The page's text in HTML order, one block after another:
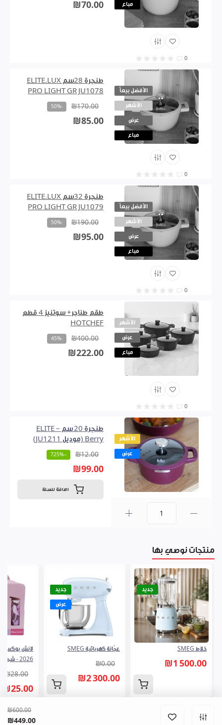
مباع
0
₪70.00
الأفضل بيعاً
الأشهر
عرض
مباع
0
طنجرة 28سم ELITE.LUX
PRO LIGHT GR JU1078
₪170.00
-50%
₪85.00
الأفضل بيعاً
الأشهر
عرض
مباع
0
طنجرة 32سم ELITE.LUX
PRO LIGHT GR JU1079
₪190.00
-50%
₪95.00
الأشهر
عرض
مباع
0
طقم طناجر+ سوتنيز 4 قطع
HOTCHEF
₪400.00
-45%
₪222.00
الأشهر
عرض
طنجرة 20 سم – ELITE
Berry (موديل JU1211)
₪12.00
--725%
₪99.00
اضافة للسلة
منتجات نوصي بها
جديد
خلاط SMEG
₪1 500.00
جديد
عرض
عجّانة كهربائية SMEG
₪0.00
₪2 300.00
2026 - شمس
₪28.00
₪25.00
₪600.00
₪449.00المشتريات